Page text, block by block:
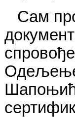
Сам
Одељење